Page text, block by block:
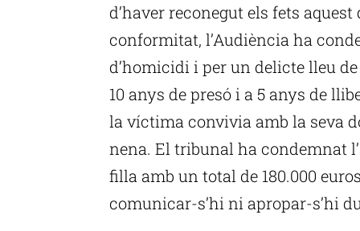
d’haver reconegut els fets
conformitat, l’Audiència ha
d’homicidi i per un delicte lleu
10 anys de presó i a 5 anys de
la víctima convivia amb la seva
nena. El tribunal ha condemnat
filla amb un total de 180.000
comunicar-s’hi ni apropar-s’hi